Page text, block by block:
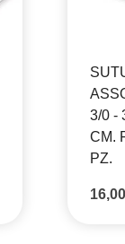
3/0 -
CM.
PZ.
16,00